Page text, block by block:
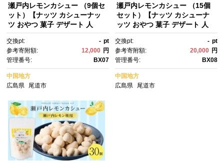
瀬戸内レモンカシュー （9個セ
ット）【ナッツ カシューナッ
ツ おやつ 菓子 デザート 人
交換pt: - pt
参考寄附額:
12,000 円
管理番号:
BX07
中国地方
広島県
尾道市
瀬戸内レモンカシュー （15個
セット）【ナッツ カシューナ
ッツ おやつ 菓子 デザート 人
交換pt: - pt
参考寄附額:
20,000 円
管理番号:
BX08
中国地方
広島県
尾道市